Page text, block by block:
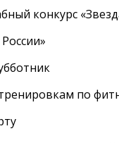
конкурс
по